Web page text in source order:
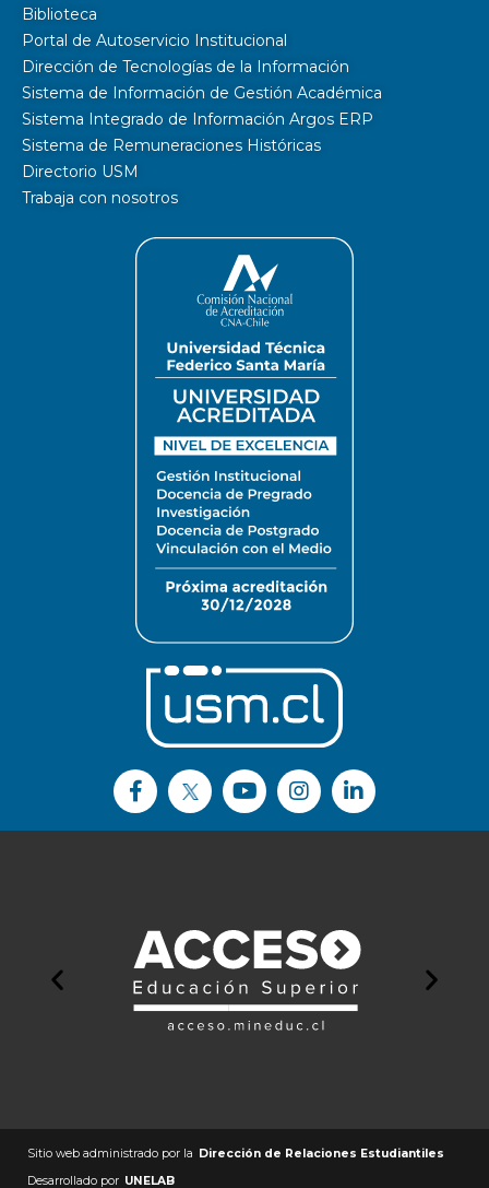
Biblioteca
Portal de Autoservicio Institucional
Dirección de Tecnologías de la Información
Sistema de Información de Gestión Académica
Sistema Integrado de Información Argos ERP
Sistema de Remuneraciones Históricas
Directorio USM
Trabaja con nosotros
Sitio web administrado por la Dirección de Relaciones Estudiantiles
Desarrollado por UNELAB